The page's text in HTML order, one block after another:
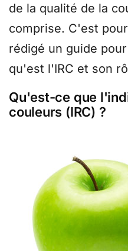
de la qualité de la
comprise. C'est
rédigé un guide
qu'est l'IRC et son
Qu'est-ce que
couleurs (IRC) ?